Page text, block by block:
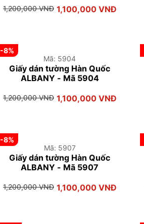
1,200,000 VNĐ 1,100,000 VNĐ
-8%
Mã: 5904
Giấy dán tường Hàn Quốc
ALBANY - Mã 5904
1,200,000 VNĐ 1,100,000 VNĐ
-8%
Mã: 5907
Giấy dán tường Hàn Quốc
ALBANY - Mã 5907
1,200,000 VNĐ 1,100,000 VNĐ